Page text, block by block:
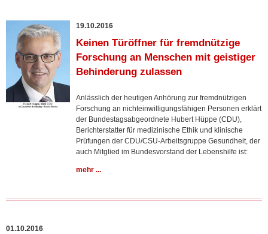
19.10.2016
Keinen Türöffner für fremdnützige
Forschung an Menschen mit geistiger
Behinderung zulassen
Anlässlich der heutigen Anhörung zur fremdnützigen
Forschung an nichteinwilligungsfähigen Personen erklärt
der Bundestagsabgeordnete Hubert Hüppe (CDU),
Berichterstatter für medizinische Ethik und klinische
Prüfungen der CDU/CSU-Arbeitsgruppe Gesundheit, der
auch Mitglied im Bundesvorstand der Lebenshilfe ist:
mehr ...
01.10.2016